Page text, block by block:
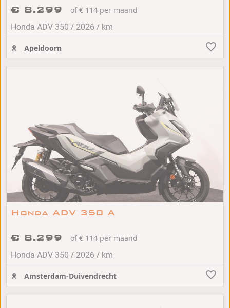
€ 8.299
of € 114 per maand
Honda ADV 350 / 2026 / km
Apeldoorn
Honda ADV 350 A
€ 8.299
of € 114 per maand
Honda ADV 350 / 2026 / km
Amsterdam-Duivendrecht